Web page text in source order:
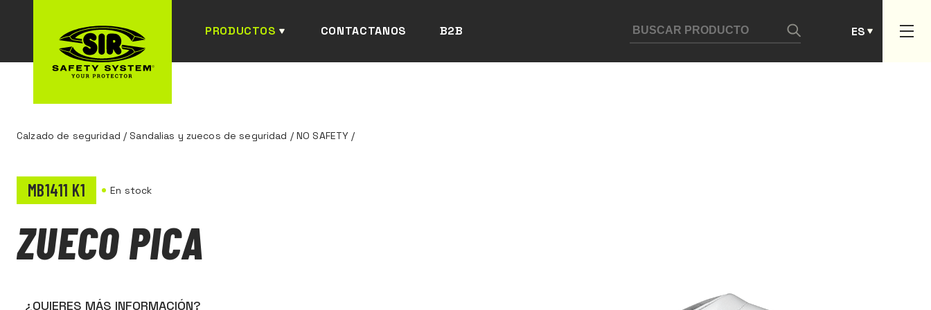
PRODUCTOS CONTACTANOS B2B ES
Calzado de seguridad / Sandalias y zuecos de seguridad / NO SAFETY /
MB1411 K1 En stock
ZUECO PICA
¿QUIERES MÁS INFORMACIÓN?